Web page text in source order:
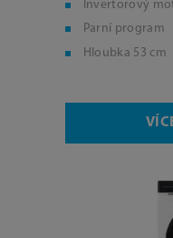
Invertorový
Parní program
Hloubka 53 cm